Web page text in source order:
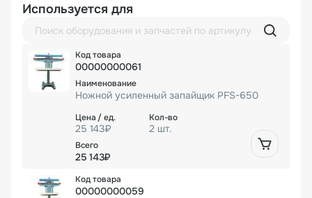
Используется для
00000000061
Ножной усиленный запайщик PFS-650
25 143₽ 2 шт.
25 143₽
00000000059